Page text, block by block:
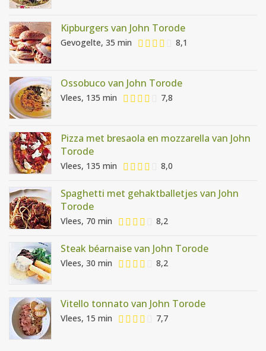
Kipburgers van John Torode
Gevogelte, 35 min 8,1
Ossobuco van John Torode
Vlees, 135 min 7,8
Pizza met bresaola en mozzarella van John
Torode
Vlees, 135 min 8,0
Spaghetti met gehaktballetjes van John
Torode
Vlees, 70 min 8,2
Steak béarnaise van John Torode
Vlees, 30 min 8,2
Vitello tonnato van John Torode
Vlees, 15 min 7,7